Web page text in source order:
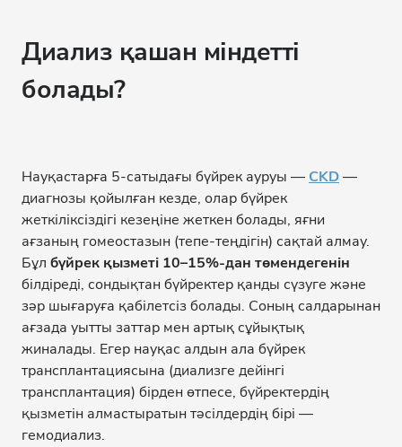
Диализ қашан міндетті
болады?
Науқастарға 5-сатыдағы бүйрек ауруы — CKD—
диагнозы қойылған кезде, олар бүйрек
жеткіліксіздігі кезеңіне жеткен болады, яғни
ағзаның гомеостазын (тепе-теңдігін) сақтай алмау.
Бұл бүйрек қызметі 10–15%-дан төмендегенін
білдіреді, сондықтан бүйректер қанды сүзуге және
зәр шығаруға қабілетсіз болады. Соның салдарынан
ағзада уытты заттар мен артық сұйықтық
жиналады. Егер науқас алдын ала бүйрек
трансплантациясына (диализге дейінгі
трансплантация) бірден өтпесе, бүйректердің
қызметін алмастыратын тәсілдердің бірі —
гемодиализ.